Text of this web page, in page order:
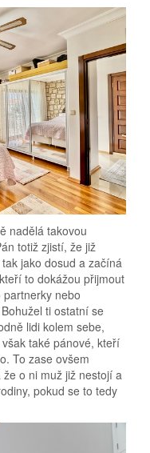
nadělá takovou
totiž zjistí, že již
jako dosud a začíná
to dokážou přijmout
nebo
ti ostatní se
lidi kolem sebe,
také pánové, kteří
To zase ovšem
o ni muž již nestojí a
pokud se to tedy